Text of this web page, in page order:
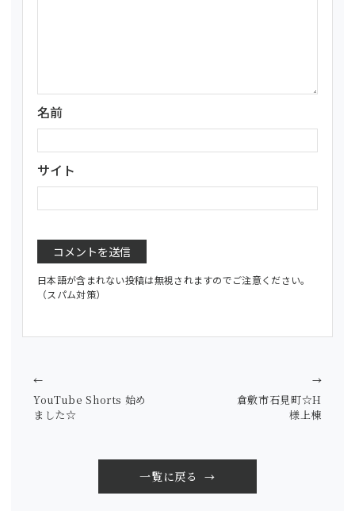
名前
サイト
日本語が含まれない投稿は無視されますのでご注意ください。
（スパム対策）
YouTube Shorts 始め
ました☆
←
一覧に戻る
倉敷市石見町☆H
様上棟
→